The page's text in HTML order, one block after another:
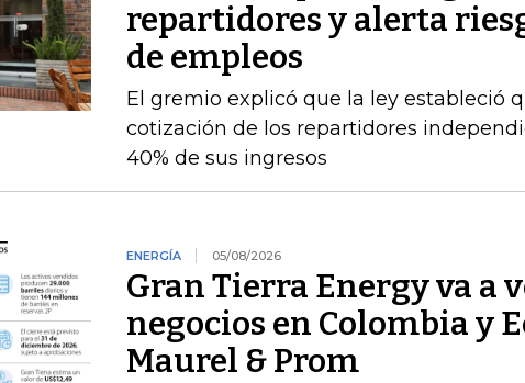
repartidores y alerta
de empleos
El gremio explicó que la ley estableció
cotización de los repartidores
40% de sus ingresos
ENERGÍA 05/08/2026
Gran Tierra Energy va a
negocios en Colombia y
Maurel & Prom